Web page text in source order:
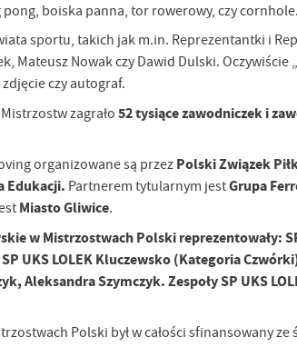
boiska panna, tor rowerowy, czy cornhole.
sportu, takich jak m.in. Reprezentantki i
Mateusz Nowak czy Dawid Dulski. Oczywiście
czy autograf.
zagrało 52 tysiące zawodniczek i
organizowane są przez Polski Związek
Edukacji. Partnerem tytularnym jestGrupa
Miasto Gliwice.
w Mistrzostwach Polski reprezentowały:
UKS LOLEK Kluczewsko (Kategoria
Aleksandra Szymczyk. Zespoły SP UKS
Polski był w całości sfinansowany ze